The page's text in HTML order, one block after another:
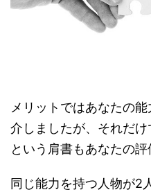
メリットではあなたの
介しましたが、それだけ
という肩書もあなたの評
同じ能力を持つ人物が2